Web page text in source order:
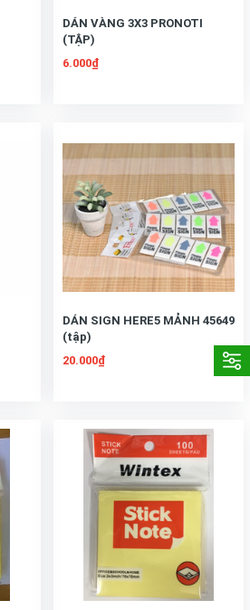
DÁN VÀNG 3X3 PRONOTI
(TẬP)
6.000₫
DÁN SIGN HERE5 MẢNH 45649
(tập)
20.000₫